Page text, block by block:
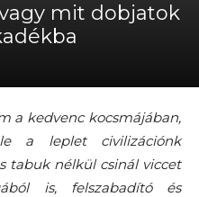
mit dobjatok
a kedvenc kocsmájában,
a leplet civilizációnk
tabuk nélkül csinál viccet
is, felszabadító és